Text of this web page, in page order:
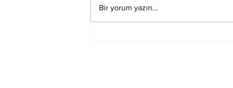
Rüyada Aslan Görmenin
Astrolojisi
Bir yorum yazın...